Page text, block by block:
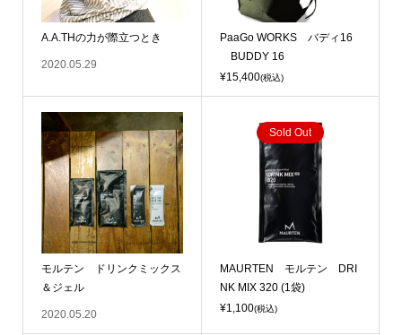
A.A.THの力が際立つとき
2020.05.29
PaaGo WORKS バディ16
BUDDY 16
¥15,400(税込)
モルテン ドリンクミックス
＆ジェル
2020.05.20
Sold Out
MAURTEN モルテン DRI
NK MIX 320 (1袋)
¥1,100(税込)